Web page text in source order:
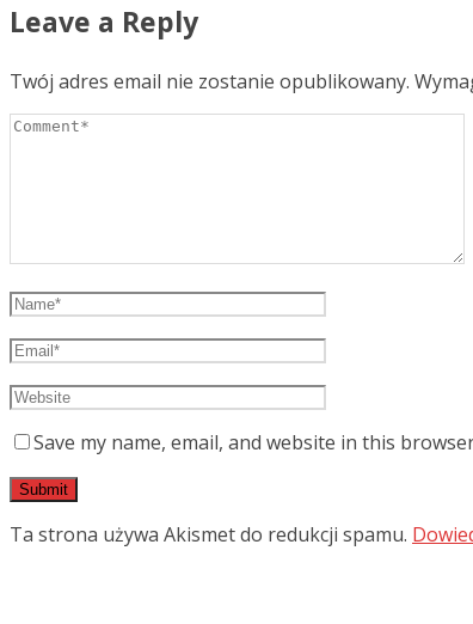
Leave a Reply
Twój adres email nie zostanie opublikowany.
Save my name, email, and website in this
Ta strona używa Akismet do redukcji spamu.